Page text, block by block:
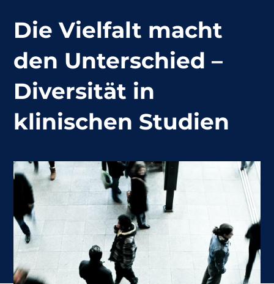
Die Vielfalt macht
den Unterschied –
Diversität in
klinischen Studien